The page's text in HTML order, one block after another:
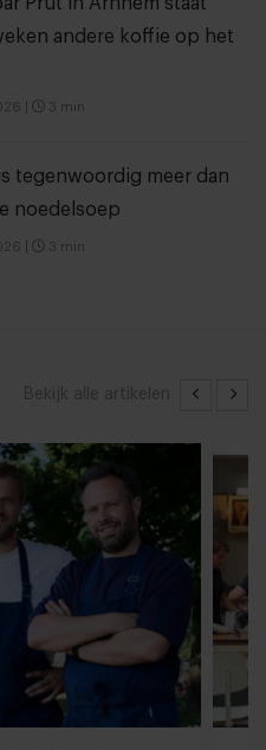
Prut in Arnhem staat
andere koffie op het
3 min
tegenwoordig meer dan
noedelsoep
3 min
Bekijk alle artikelen